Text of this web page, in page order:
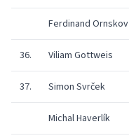
Ferdinand Ornskov
36. Viliam Gottweis
37. Simon Svrček
Michal Haverlík